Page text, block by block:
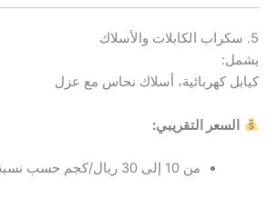
5. سكراب الكابلات والأسلاك
يشمل:
كيابل كهربائية، أسلاك نحاس مع عزل
السعر التقريبي:
من 10 إلى 30 ريال/كجم حسب نسبة النحاس